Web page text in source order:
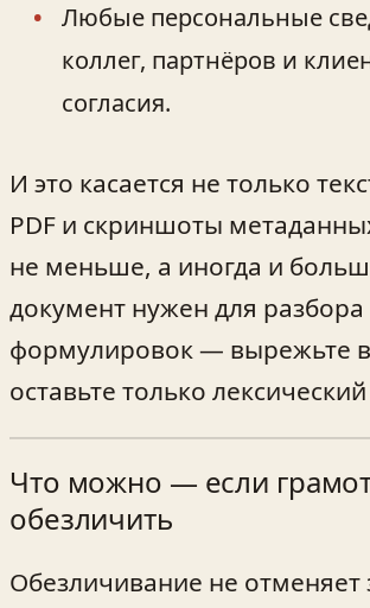
Любые персональные
коллег, партнёров и
согласия.
И это касается не только
PDF и скриншоты
не меньше, а иногда и
документ нужен для разбора
формулировок — вырежьте
оставьте только
Что можно — если
обезличить
Обезличивание не отменяет